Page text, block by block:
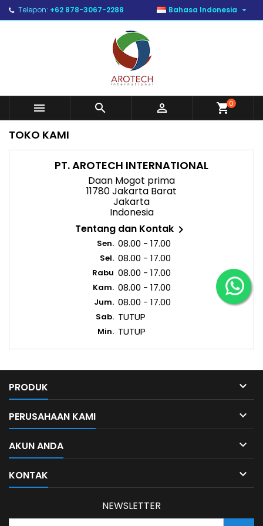
Telepon: +62 878-3067-2288 Bahasa Indonesia 
   shopping_cart0
TOKO KAMI
PT. AROTECH INTERNATIONAL
Daan Mogot prima
11780 Jakarta Barat
Jakarta
Indonesia
Tentang dan Kontak 
Sen. 08.00 - 17.00
Sel. 08.00 - 17.00
Rabu 08.00 - 17.00
Kam. 08.00 - 17.00
Jum. 08.00 - 17.00
Sab. TUTUP
Min. TUTUP
PRODUK 
PERUSAHAAN KAMI 
AKUN ANDA 
KONTAK 
NEWSLETTER